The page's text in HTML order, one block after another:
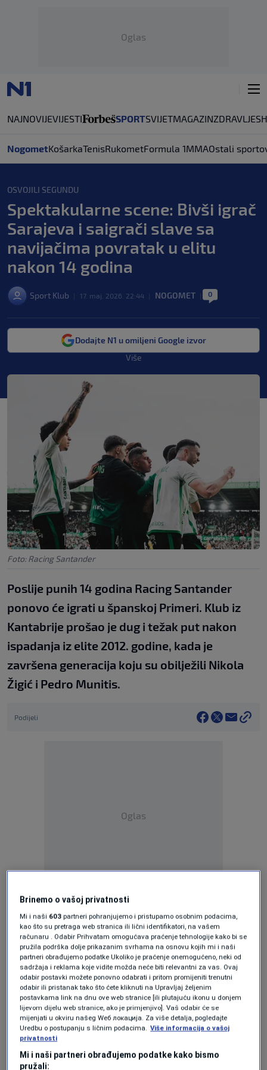
Oglas
NAJNOVIJEVIJESTI SPORTSVIJETMAGAZINZDRAVLJE
NogometKošarkaTenisRukometFormula 1MMAOstali
OSVOJILI SEGUNDU
Spektakularne scene: Bivši igrač
Sarajeva i saigrači slave sa
navijačima povratak u elitu
nakon 14 godina
Sport Klub 17. maj. 2026. 22:44 NOGOMET 0
Dodajte N1 u omiljeni Google izvor
Više
Foto: Racing Santander
Poslije punih 14 godina Racing Santander
ponovo će igrati u španskoj Primeri. Klub iz
Kantabrije prošao je dug i težak put nakon
ispadanja iz elite 2012. godine, kada je
završena generacija koju su obilježili Nikola
Žigić i Pedro Munitis.
Podijeli
Oglas
Racing je u međuvremenu pao čak i u treći rang
španskog fudbala, ali je povratak počeo u
sezoni 2022/2023 ulaskom u Segundu.
Iz godine u godinu ekipa je napredovala, prošle
sezone završila je na petom mjestu, a sada je
dva kola prije kraja osigurala promociju u
najviši rang.
¡El Racing de Santander es equipo de 1ª división! Y la
afición invade el campo.
Brinemo o vašoj privatnosti
Mi i naši 603 partneri pohranjujemo i pristupamo osobnim podacima,
kao što su pretraga web stranica ili lični identifikatori, na vašem
računaru . Odabir Prihvatam omogućava praćenje tehnologije kako bi se
pružila podrška dolje prikazanim svrhama na osnovu kojih mi i naši
partneri obrađujemo podatke Ukoliko je praćenje onemogućeno, neki od
sadržaja i reklama koje vidite možda neće biti relevantni za vas. Ovaj
odabir postavki možete ponovno odabrati i pritom promijeniti trenutni
odabir ili pristanak tako što ćete kliknuti na Upravljaj željenim
postavkama link na dnu ove web stranice [ili plutajuću ikonu u donjem
lijevom dijelu web stranice, ako je primjenjivo]. Vaš odabir će se
mijenjati u okviru našeg Wеб локација. Za više detalja, pogledajte
Uredbu o postupanju s ličnim podacima. Više informacija o vašoj
privatnosti
Mi i naši partneri obrađujemo podatke kako bismo
pružali: